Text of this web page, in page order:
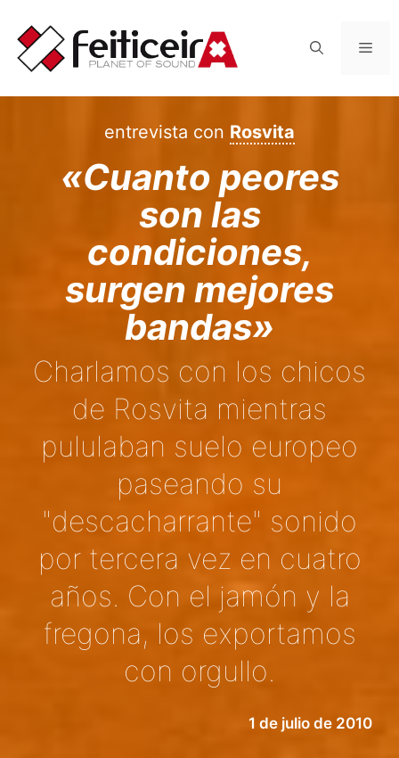
contenido
entrevista con Rosvita
«Cuanto peores
son las
condiciones,
surgen mejores
bandas»
Charlamos con los chicos
de Rosvita mientras
pululaban suelo europeo
paseando su
"descacharrante" sonido
por tercera vez en cuatro
años. Con el jamón y la
fregona, los exportamos
con orgullo.
1 de julio de 2010